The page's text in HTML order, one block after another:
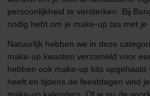
persoonlijkheid te versterken. Bij
nodig hebt om je make-up tas met je
Natuurlijk hebben we in deze
make-up kwasten verzameld voor
hebben ook make-up kits opgehaald
heeft en tijdens de feestdagen vind
make-up kalenders. Of je nu de